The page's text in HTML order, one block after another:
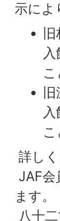
示によ
詳し
JAF会
ます。
八十